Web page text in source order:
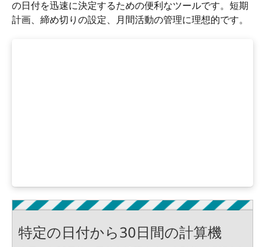
の日付を迅速に決定するための便利なツールです。短期
計画、締め切りの設定、月間活動の管理に理想的です。
特定の日付から30日間の計算機